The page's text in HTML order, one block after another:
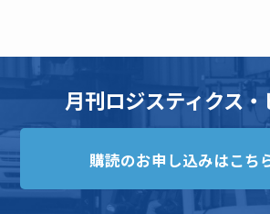
月刊ロジスティクス
購読のお申し込みはこち